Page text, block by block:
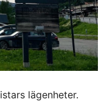
lägenheter.